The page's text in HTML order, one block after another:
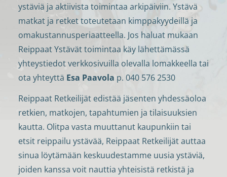
ystäviä ja aktiivista toimintaa arkipäiviin. Ystävä
matkat ja retket toteutetaan kimppakyydeillä ja
omakustannusperiaatteella. Jos haluat mukaan
Reippaat Ystävät toimintaa käy lähettämässä
yhteystiedot verkkosivuilla olevalla lomakkeella tai
ota yhteyttä Esa Paavola p. 040 576 2530
Reippaat Retkeilijät edistää jäsenten yhdessäoloa
retkien, matkojen, tapahtumien ja tilaisuuksien
kautta. Olitpa vasta muuttanut kaupunkiin tai
etsit reippailu ystävää, Reippaat Retkeilijät auttaa
sinua löytämään keskuudestamme uusia ystäviä,
joiden kanssa voit nauttia yhteisistä retkistä ja